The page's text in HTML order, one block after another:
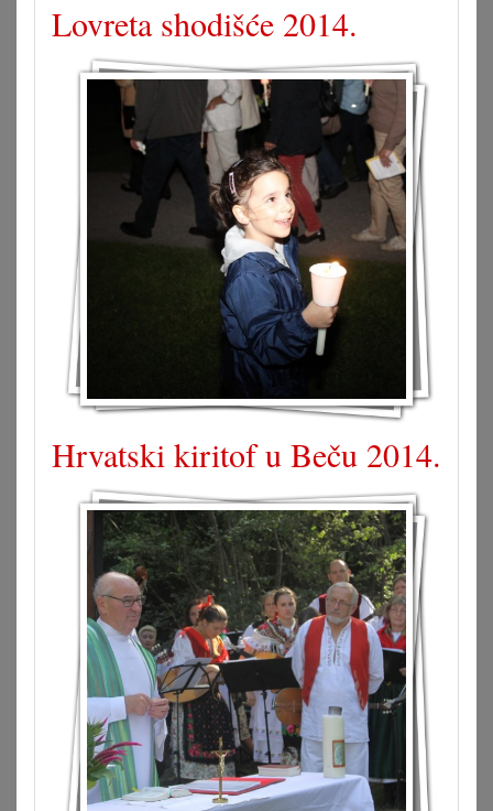
Lovreta shodišće 2014.
Hrvatski kiritof u Beču 2014.